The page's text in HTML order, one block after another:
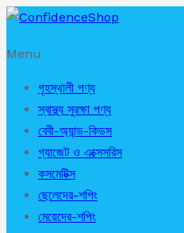
Menu
গৃহস্থালী পণ্য
স্বাস্থ্য সুরক্ষা পণ্য
বেবী-অ্যান্ড-কিডস
গ্যাজেট ও এক্সেসরিস
কসমেটিক্স
ছেলেদের-শপিং
মেয়েদের-শপিং